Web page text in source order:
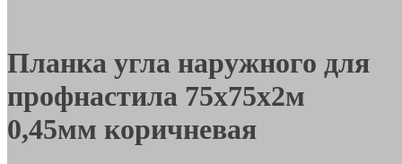
Планка угла наружного для
профнастила 75х75х2м
0,45мм коричневая